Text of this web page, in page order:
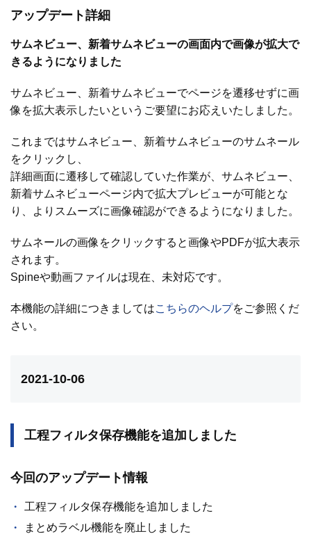
アップデート詳細
サムネビュー、新着サムネビューの画面内で画像が拡大で
きるようになりました
サムネビュー、新着サムネビューでページを遷移せずに画
像を拡大表示したいというご要望にお応えいたしました。
これまではサムネビュー、新着サムネビューのサムネール
をクリックし、
詳細画面に遷移して確認していた作業が、サムネビュー、
新着サムネビューページ内で拡大プレビューが可能とな
り、よりスムーズに画像確認ができるようになりました。
サムネールの画像をクリックすると画像やPDFが拡大表示
されます。
Spineや動画ファイルは現在、未対応です。
本機能の詳細につきましてはこちらのヘルプをご参照くだ
さい。
2021-10-06
工程フィルタ保存機能を追加しました
今回のアップデート情報
工程フィルタ保存機能を追加しました
まとめラベル機能を廃止しました